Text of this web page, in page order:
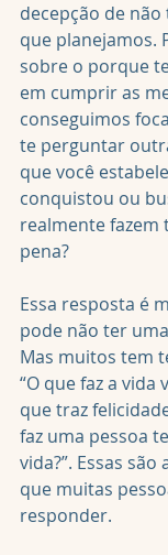
decepção de
que planejamos.
sobre o porque
em cumprir as
conseguimos
te perguntar
que você
conquistou ou
realmente fazem
pena?
Essa resposta é
pode não ter
Mas muitos tem
“O que faz a vida
que traz
faz uma pessoa
vida?”. Essas
que muitas
responder.